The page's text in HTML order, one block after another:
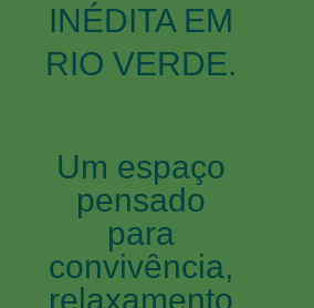
INÉDITA EM
RIO VERDE.
Um espaço
pensado
para
convivência,
relaxamento